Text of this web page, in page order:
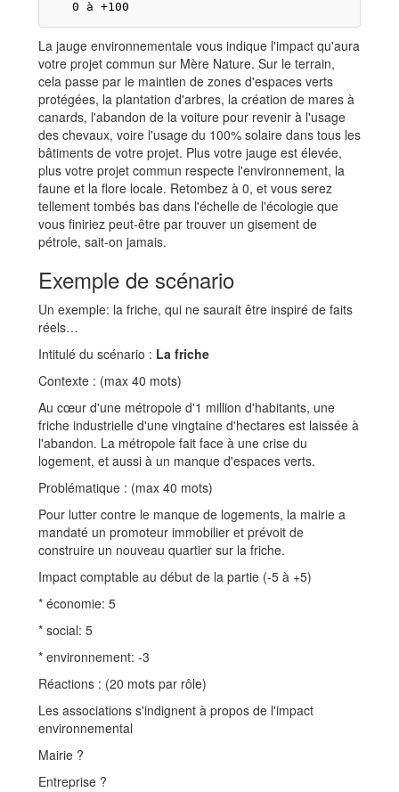
La jauge environnementale vous indique l'impact qu'aura
votre projet commun sur Mère Nature. Sur le terrain,
cela passe par le maintien de zones d'espaces verts
protégées, la plantation d'arbres, la création de mares à
canards, l'abandon de la voiture pour revenir à l'usage
des chevaux, voire l'usage du 100% solaire dans tous les
bâtiments de votre projet. Plus votre jauge est élevée,
plus votre projet commun respecte l'environnement, la
faune et la flore locale. Retombez à 0, et vous serez
tellement tombés bas dans l'échelle de l'écologie que
vous finiriez peut-être par trouver un gisement de
pétrole, sait-on jamais.
Exemple de scénario
Un exemple: la friche, qui ne saurait être inspiré de faits
réels…
Intitulé du scénario : La friche
Contexte : (max 40 mots)
Au cœur d'une métropole d'1 million d'habitants, une
friche industrielle d'une vingtaine d'hectares est laissée à
l'abandon. La métropole fait face à une crise du
logement, et aussi à un manque d'espaces verts.
Problématique : (max 40 mots)
Pour lutter contre le manque de logements, la mairie a
mandaté un promoteur immobilier et prévoit de
construire un nouveau quartier sur la friche.
Impact comptable au début de la partie (-5 à +5)
* économie: 5
* social: 5
* environnement: -3
Réactions : (20 mots par rôle)
Les associations s'indignent à propos de l'impact
environnemental
Mairie ?
Entreprise ?